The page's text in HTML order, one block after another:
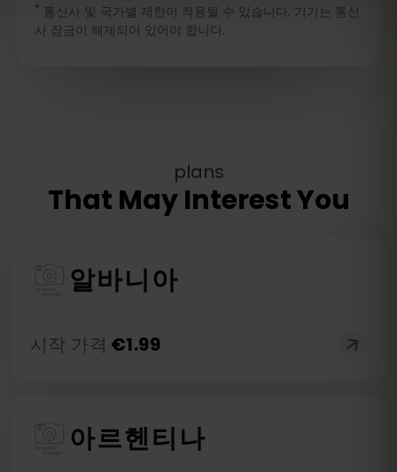
* 통신사 및 국가별 제한이 적용될 수 있습니다. 기기는 통신
사 잠금이 해제되어 있어야 합니다.
plans
That May Interest You
알바니아
시작 가격 €1.99
아르헨티나